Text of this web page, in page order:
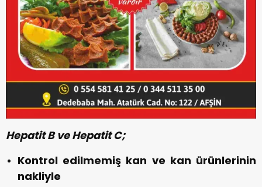
Hepatit B ve Hepatit C;
Kontrol edilmemiş kan ve kan ürünlerinin
nakliyle